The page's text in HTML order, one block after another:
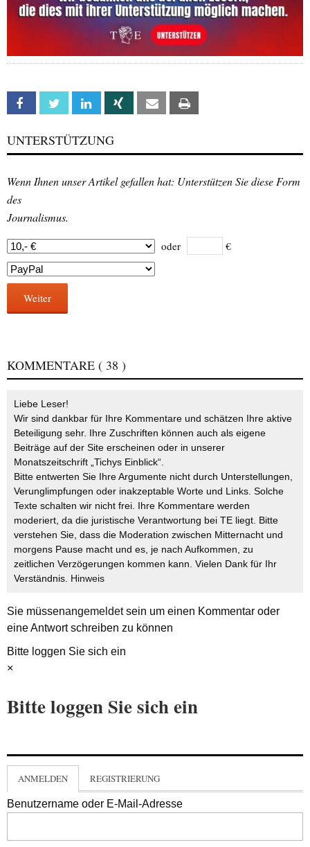
Facebook Twitter Linkedin Xing Email
UNTERSTÜTZUNG
Wenn Ihnen unser Artikel gefallen hat: Unterstützen Sie diese Form
des
Journalismus.
oder €
Weiter
KOMMENTARE ( 38 )
Liebe Leser!
Wir sind dankbar für Ihre Kommentare und schätzen Ihre aktive
Beteiligung sehr. Ihre Zuschriften können auch als eigene
Beiträge auf der Site erscheinen oder in unserer
Monatszeitschrift „Tichys Einblick“.
Bitte entwerten Sie Ihre Argumente nicht durch Unterstellungen,
Verunglimpfungen oder inakzeptable Worte und Links. Solche
Texte schalten wir nicht frei. Ihre Kommentare werden
moderiert, da die juristische Verantwortung bei TE liegt. Bitte
verstehen Sie, dass die Moderation zwischen Mitternacht und
morgens Pause macht und es, je nach Aufkommen, zu
zeitlichen Verzögerungen kommen kann. Vielen Dank für Ihr
Verständnis. Hinweis
Sie müssenangemeldetsein um einen Kommentar oder
eine Antwort schreiben zu können
Bitte loggen Sie sich ein
×
Bitte loggen Sie sich ein
ANMELDEN REGISTRIERUNG
Benutzername oder E-Mail-Adresse